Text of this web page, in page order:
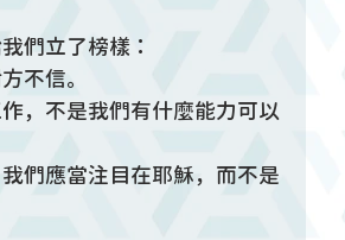
們立了榜樣：
不信。
，不是我們有什麼能力可以
們應當注目在耶穌，而不是